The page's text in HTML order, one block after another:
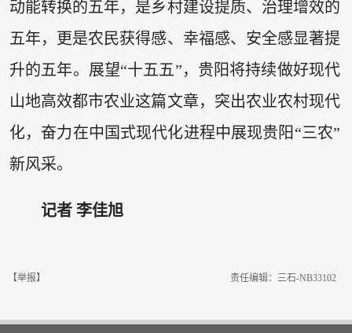
动能转换的五年，是乡村建设提质、治理增效的
五年，更是农民获得感、幸福感、安全感显著提
升的五年。展望“十五五”，贵阳将持续做好现代
山地高效都市农业这篇文章，突出农业农村现代
化，奋力在中国式现代化进程中展现贵阳“三农”
新风采。
记者 李佳旭
【举报】 责任编辑：三石-NB33102